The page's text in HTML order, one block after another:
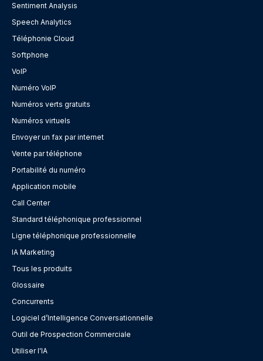
Sentiment Analysis
Speech Analytics
Téléphonie Cloud
Softphone
VoIP
Numéro VoIP
Numéros verts gratuits
Numéros virtuels
Envoyer un fax par internet
Vente par téléphone
Portabilité du numéro
Application mobile
Call Center
Standard téléphonique professionnel
Ligne téléphonique professionnelle
IA Marketing
Tous les produits
Glossaire
Concurrents
Logiciel d’Intelligence Conversationnelle
Outil de Prospection Commerciale
Utiliser l'IA